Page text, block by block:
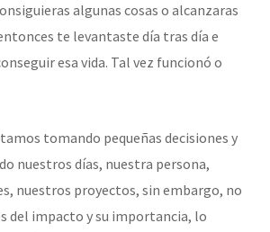
algunas cosas o alcanzaras
te levantaste día tras día e
esa vida. Tal vez funcionó o
tomando pequeñas decisiones y
nuestros días, nuestra persona,
nuestros proyectos, sin embargo, no
del impacto y su importancia, lo